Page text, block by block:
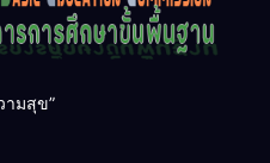
ามสุข”